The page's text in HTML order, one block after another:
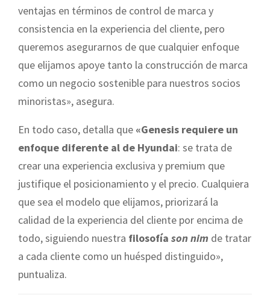
ventajas en términos de control de marca y
consistencia en la experiencia del cliente, pero
queremos asegurarnos de que cualquier enfoque
que elijamos apoye tanto la construcción de marca
como un negocio sostenible para nuestros socios
minoristas», asegura.
En todo caso, detalla que «Genesis requiere un
enfoque diferente al de Hyundai: se trata de
crear una experiencia exclusiva y premium que
justifique el posicionamiento y el precio. Cualquiera
que sea el modelo que elijamos, priorizará la
calidad de la experiencia del cliente por encima de
todo, siguiendo nuestra filosofía son nim de tratar
a cada cliente como un huésped distinguido»,
puntualiza.